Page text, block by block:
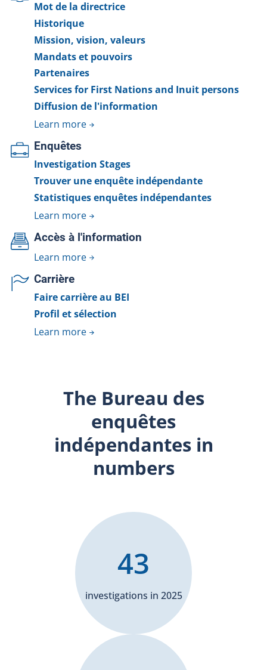
Mot de la directrice
Historique
Mission, vision, valeurs
Mandats et pouvoirs
Partenaires
Services for First Nations and Inuit persons
Diffusion de l'information
Learn more
Enquêtes
Investigation Stages
Trouver une enquête indépendante
Statistiques enquêtes indépendantes
Learn more
Accès à l'information
Learn more
Carrière
Faire carrière au BEI
Profil et sélection
Learn more
The Bureau des
enquêtes
indépendantes in
numbers
investigations in 2025
43